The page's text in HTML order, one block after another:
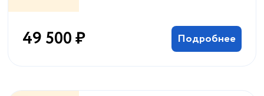
49 500 ₽ Подробнее